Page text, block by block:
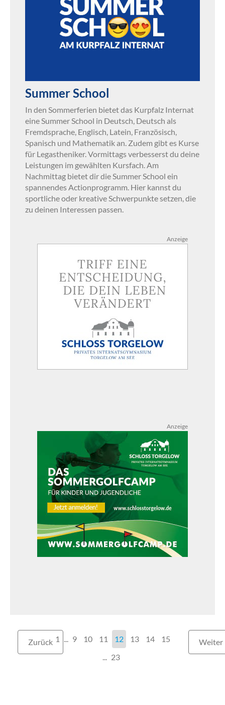
Summer School
In den Sommerferien bietet das Kurpfalz Internat
eine Summer School in Deutsch, Deutsch als
Fremdsprache, Englisch, Latein, Französisch,
Spanisch und Mathematik an. Zudem gibt es Kurse
für Legastheniker. Vormittags verbesserst du deine
Leistungen im gewählten Kursfach. Am
Nachmittag bietet dir die Summer School ein
spannendes Actionprogramm. Hier kannst du
sportliche oder kreative Schwerpunkte setzen, die
zu deinen Interessen passen.
Anzeige
Anzeige
Zurück 1 9 10 11 12 13 14
15
23
Weiter